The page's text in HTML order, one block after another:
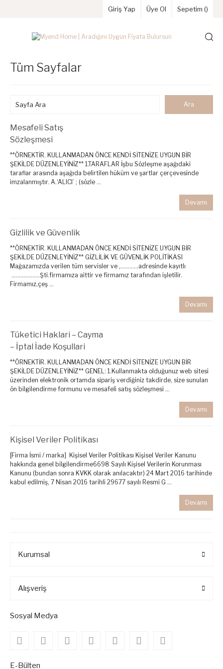
Giriş Yap Üye Ol Sepetim ()
Tüm Sayfalar
Mesafeli Satış
Sözleşmesi
**ÖRNEKTİR. KULLANMADAN ÖNCE KENDİ SİTENİZE UYGUN BİR
ŞEKİLDE DÜZENLEYİNİZ** 1.TARAFLAR İşbu Sözleşme aşağıdaki
taraflar arasında aşağıda belirtilen hüküm ve şartlar çerçevesinde
imzalanmıştır. A.‘ALICI’ ; (sözle ...
Devamı
Gizlilik ve Güvenlik
**ÖRNEKTİR. KULLANMADAN ÖNCE KENDİ SİTENİZE UYGUN BİR
ŞEKİLDE DÜZENLEYİNİZ** GİZLİLİK VE GÜVENLİK POLİTİKASI
Mağazamızda verilen tüm servisler ve ,…………adresinde kayıtlı
……………….Şti.firmamıza aittir ve firmamız tarafından işletilir.
Firmamız,çeş ...
Devamı
Tüketici Haklari – Cayma
– İptal İade Koşullari
**ÖRNEKTİR. KULLANMADAN ÖNCE KENDİ SİTENİZE UYGUN BİR
ŞEKİLDE DÜZENLEYİNİZ** GENEL: 1.Kullanmakta olduğunuz web sitesi
üzerinden elektronik ortamda sipariş verdiğiniz takdirde, size sunulan
ön bilgilendirme formunu ve mesafeli satış sözleşmesi ...
Devamı
Kişisel Veriler Politikası
[Firma İsmi / marka] Kişisel Veriler Politikası Kişisel Veriler Kanunu
hakkında genel bilgilendirme6698 Sayılı Kişisel Verilerin Korunması
Kanunu (bundan sonra KVKK olarak anılacaktır) 24 Mart 2016 tarihinde
kabul edilmiş, 7 Nisan 2016 tarihli 29677 sayılı Resmi G ...
Devamı
Kurumsal
Alışveriş
Sosyal Medya
E-Bülten